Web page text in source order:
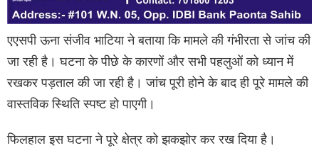
एएसपी ऊना संजीव भाटिया ने बताया कि मामले की गंभीरता से जांच की
जा रही है। घटना के पीछे के कारणों और सभी पहलुओं को ध्यान में
रखकर पड़ताल की जा रही है। जांच पूरी होने के बाद ही पूरे मामले की
वास्तविक स्थिति स्पष्ट हो पाएगी।
फिलहाल इस घटना ने पूरे क्षेत्र को झकझोर कर रख दिया है।